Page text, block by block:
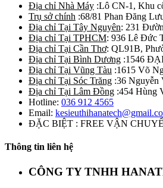
Địa chỉ Nhà Máy :Lô CN-1, Khu
Trụ sở chính :68/81 Phan Đăng
Địa chỉ Tại Tây Nguyên: 231
Địa chỉ Tại TPHCM: 936 Lê Đức
Địa chỉ Tại Cần Thơ: QL91B,
Địa chỉ Tại Bình Dương :1546
Địa chỉ Tại Vũng Tàu :1615 Võ
Địa chỉ Tại Sóc Trăng :36 Nguyễn
Địa chỉ Tại Lâm Đồng :454 Hùng
Hotline: 036 912 4565
Email:
ĐẶC BIỆT : FREE VẬN
Thông tin liên hệ
CÔNG TY TNHH